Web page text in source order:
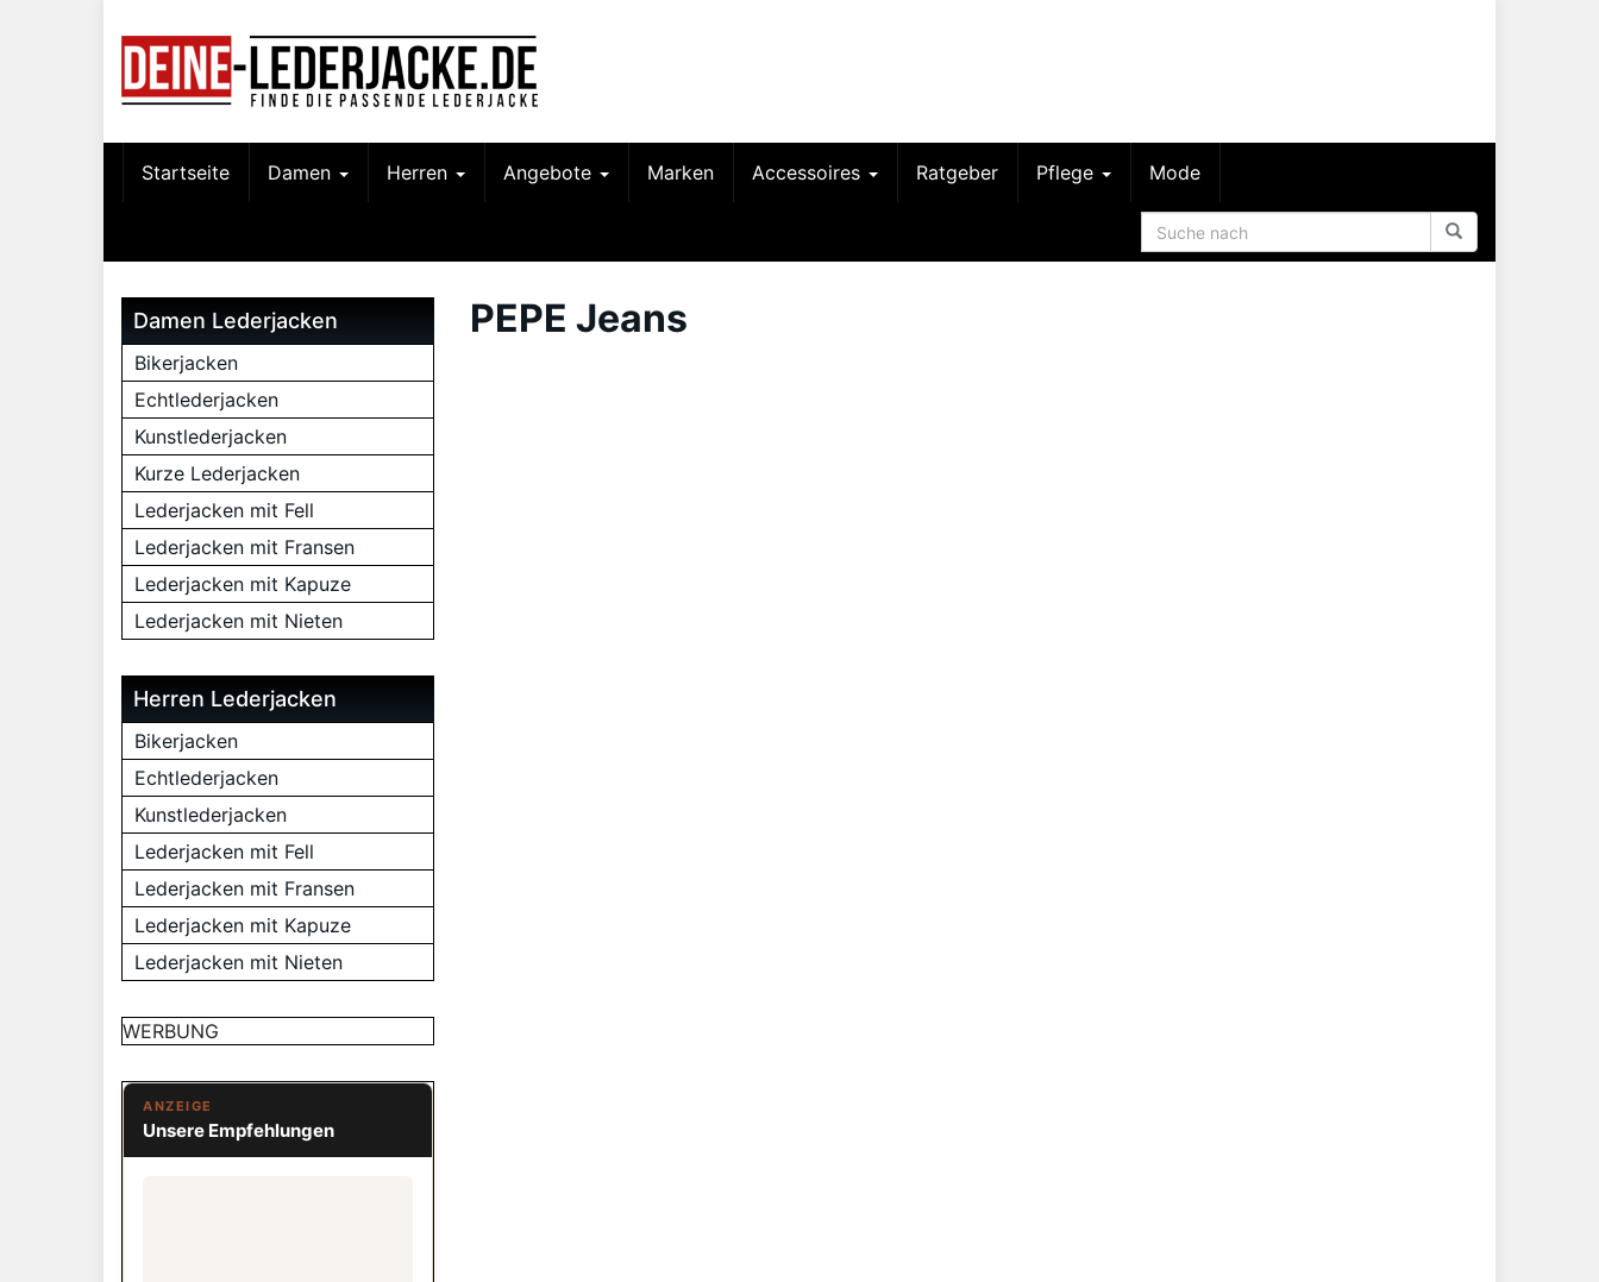
Startseite Damen Herren Angebote Marken Accessoires Ratgeber Pflege Mode
PEPE Jeans
Damen Lederjacken
Bikerjacken
Echtlederjacken
Kunstlederjacken
Kurze Lederjacken
Lederjacken mit Fell
Lederjacken mit Fransen
Lederjacken mit Kapuze
Lederjacken mit Nieten
Herren Lederjacken
Bikerjacken
Echtlederjacken
Kunstlederjacken
Lederjacken mit Fell
Lederjacken mit Fransen
Lederjacken mit Kapuze
Lederjacken mit Nieten
WERBUNG
ANZEIGE
Unsere Empfehlungen